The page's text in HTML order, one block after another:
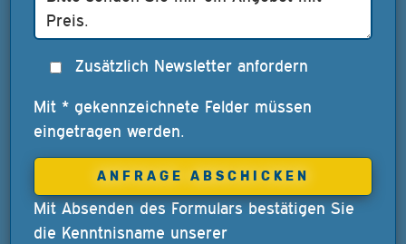
Zusätzlich Newsletter anfordern
Mit * gekennzeichnete Felder müssen
eingetragen werden.
Mit Absenden des Formulars bestätigen Sie
die Kenntnisname unserer